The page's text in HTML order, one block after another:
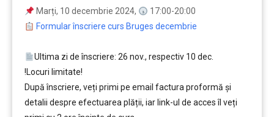
Marți, 10 decembrie 2024,
17:00-20:00
Formular înscriere curs Bruges decembrie
Ultima zi de înscriere: 26 nov., respectiv 10 dec.
!Locuri limitate!
După înscriere, veți primi pe email factura proformă și
detalii despre efectuarea plății, iar link-ul de acces îl veți